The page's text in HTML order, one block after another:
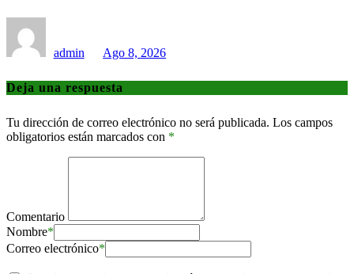
admin Ago 8, 2026
Deja una respuesta
Tu dirección de correo electrónico no será publicada. Los campos
obligatorios están marcados con *
Comentario
Nombre*
Correo electrónico*